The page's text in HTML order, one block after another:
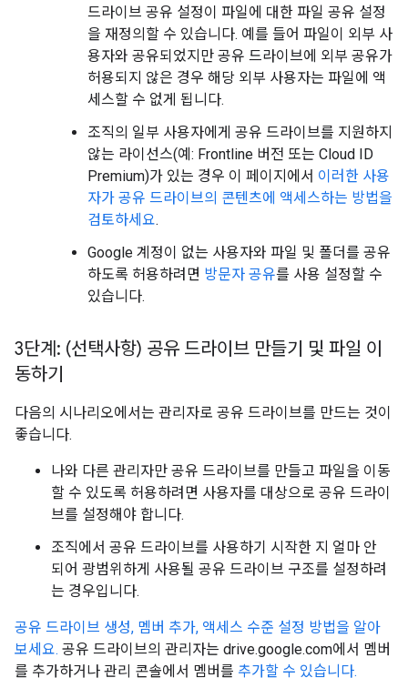
드라이브 공유 설정이 파일에 대한 파일 공유 설정
을 재정의할 수 있습니다. 예를 들어 파일이 외부 사
용자와 공유되었지만 공유 드라이브에 외부 공유가
허용되지 않은 경우 해당 외부 사용자는 파일에 액
세스할 수 없게 됩니다.
조직의 일부 사용자에게 공유 드라이브를 지원하지
않는 라이선스(예: Frontline 버전 또는 Cloud ID
Premium)가 있는 경우 이 페이지에서 이러한 사용
자가 공유 드라이브의 콘텐츠에 액세스하는 방법을
검토하세요.
Google 계정이 없는 사용자와 파일 및 폴더를 공유
하도록 허용하려면 방문자 공유를 사용 설정할 수
있습니다.
3단계: (선택사항) 공유 드라이브 만들기 및 파일 이
동하기
다음의 시나리오에서는 관리자로 공유 드라이브를 만드는 것이
좋습니다.
나와 다른 관리자만 공유 드라이브를 만들고 파일을 이동
할 수 있도록 허용하려면 사용자를 대상으로 공유 드라이
브를 설정해야 합니다.
조직에서 공유 드라이브를 사용하기 시작한 지 얼마 안
되어 광범위하게 사용될 공유 드라이브 구조를 설정하려
는 경우입니다.
공유 드라이브 생성, 멤버 추가, 액세스 수준 설정 방법을 알아
보세요. 공유 드라이브의 관리자는 drive.google.com에서 멤버
를 추가하거나 관리 콘솔에서 멤버를 추가할 수 있습니다.